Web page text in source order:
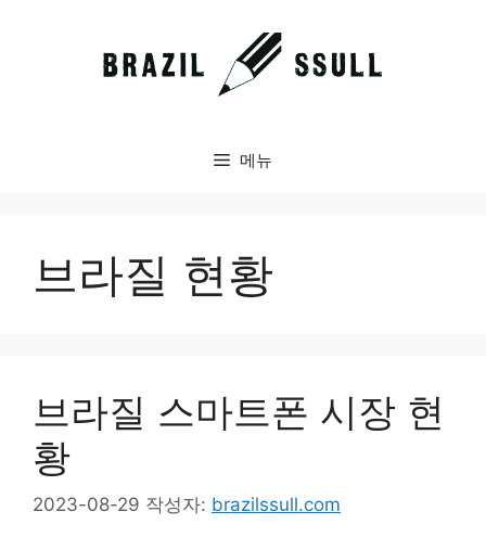
메뉴
브라질 현황
브라질 스마트폰 시장 현
황
2023-08-29 작성자: brazilssull.com